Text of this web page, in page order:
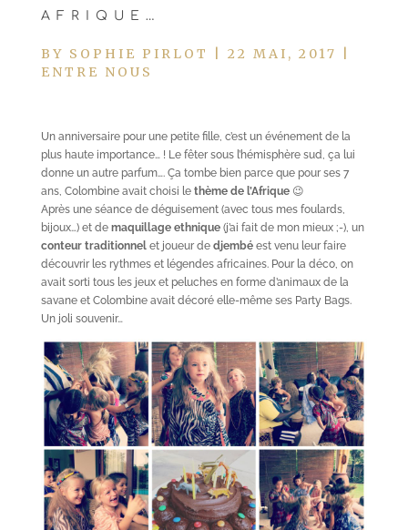
AFRIQUE…
BY SOPHIE PIRLOT 22 MAI, 2017
ENTRE NOUS
Un anniversaire pour une petite fille, c’est un événement de la
plus haute importance… ! Le fêter sous l’hémisphère sud, ça lui
donne un autre parfum…. Ça tombe bien parce que pour ses 7
ans, Colombine avait choisi le thème de l’Afrique😉
Après une séance de déguisement (avec tous mes foulards,
bijoux…) et de maquillage ethnique(j’ai fait de mon mieux ;-), un
conteur traditionnelet joueur de djembéest venu leur faire
découvrir les rythmes et légendes africaines. Pour la déco, on
avait sorti tous les jeux et peluches en forme d’animaux de la
savane et Colombine avait décoré elle-même ses Party Bags.
Un joli souvenir…